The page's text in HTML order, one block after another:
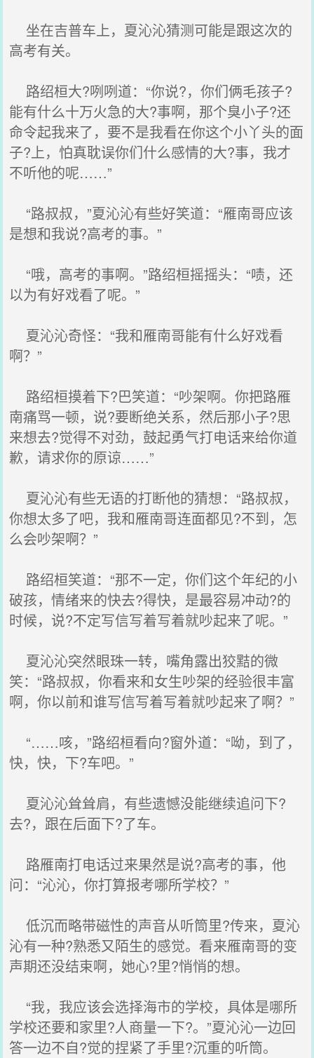
坐在吉普车上，夏沁沁猜测可能是跟这次的
高考有关。
路绍桓大?咧咧道：“你说?，你们俩毛孩子?
能有什么十万火急的大?事啊，那个臭小子?还
命令起我来了，要不是我看在你这个小丫头的面
子?上，怕真耽误你们什么感情的大?事，我才
不听他的呢……”
“路叔叔，”夏沁沁有些好笑道：“雁南哥应该
是想和我说?高考的事。”
“哦，高考的事啊。”路绍桓摇摇头：“啧，还
以为有好戏看了呢。”
夏沁沁奇怪：“我和雁南哥能有什么好戏看
啊？”
路绍桓摸着下?巴笑道：“吵架啊。你把路雁
南痛骂一顿，说?要断绝关系，然后那小子?思
来想去?觉得不对劲，鼓起勇气打电话来给你道
歉，请求你的原谅……”
夏沁沁有些无语的打断他的猜想：“路叔叔，
你想太多了吧，我和雁南哥连面都见?不到，怎
么会吵架啊？”
路绍桓笑道：“那不一定，你们这个年纪的小
破孩，情绪来的快去?得快，是最容易冲动?的
时候，说?不定写信写着写着就吵起来了呢。”
夏沁沁突然眼珠一转，嘴角露出狡黠的微
笑：“路叔叔，你看来和女生吵架的经验很丰富
啊，你以前和谁写信写着写着就吵起来了啊？”
“……咳，”路绍桓看向?窗外道：“呦，到了，
快，快，下?车吧。”
夏沁沁耸耸肩，有些遗憾没能继续追问下?
去?，跟在后面下?了车。
路雁南打电话过来果然是说?高考的事，他
问：“沁沁，你打算报考哪所学校？”
低沉而略带磁性的声音从听筒里?传来，夏沁
沁有一种?熟悉又陌生的感觉。看来雁南哥的变
声期还没结束啊，她心?里?悄悄的想。
“我，我应该会选择海市的学校，具体是哪所
学校还要和家里?人商量一下?。”夏沁沁一边回
答一边不自?觉的捏紧了手里?沉重的听筒。